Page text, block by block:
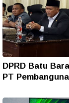
DPRD Batu
PT